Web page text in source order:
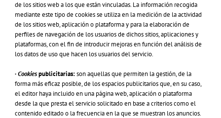
de los sitios web a los que están vinculadas. La información recogida
mediante este tipo de cookies se utiliza en la medición de la actividad
de los sitios web, aplicación o plataforma y para la elaboración de
perfiles de navegación de los usuarios de dichos sitios, aplicaciones y
plataformas, con el fin de introducir mejoras en función del análisis de
los datos de uso que hacen los usuarios del servicio.
·Cookiespublicitarias:son aquellas que permiten la gestión, de la
forma más eficaz posible, de los espacios publicitarios que, en su caso,
el editor haya incluido en una página web, aplicación o plataforma
desde la que presta el servicio solicitado en base a criterios como el
contenido editado o la frecuencia en la que se muestran los anuncios.